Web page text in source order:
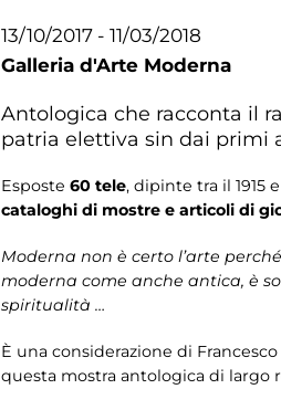
13/10/2017 - 11/03/2018
Galleria d'Arte Moderna
Antologica che racconta il
patria elettiva sin dai primi
Esposte 60 tele, dipinte tra il 1915
cataloghi di mostre e articoli di
Moderna non è certo l’arte
moderna come anche antica, è
spiritualità …
È una considerazione di
questa mostra antologica di largo